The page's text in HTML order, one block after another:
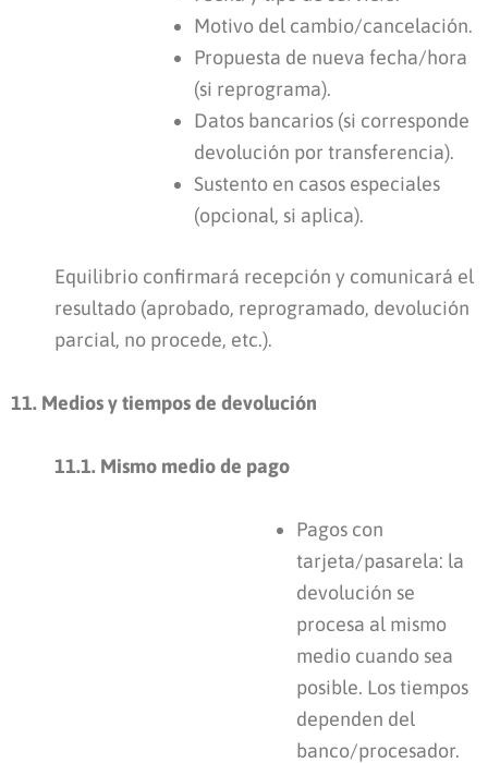
Motivo del cambio/cancelación.
Propuesta de nueva fecha/hora
(si reprograma).
Datos bancarios (si corresponde
devolución por transferencia).
Sustento en casos especiales
(opcional, si aplica).
Equilibrio confirmará recepción y comunicará el
resultado (aprobado, reprogramado, devolución
parcial, no procede, etc.).
11. Medios y tiempos de devolución
11.1. Mismo medio de pago
Pagos con
tarjeta/pasarela: la
devolución se
procesa al mismo
medio cuando sea
posible. Los tiempos
dependen del
banco/procesador.